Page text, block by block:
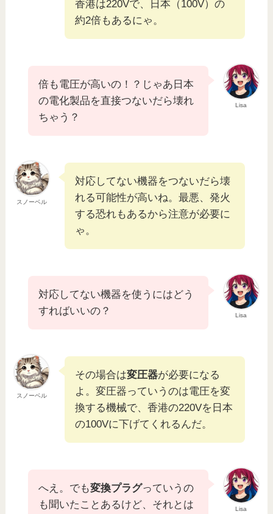
香港は220Vで、日本（100V）の
約2倍もあるにゃ。
Lisa
倍も電圧が高いの！？じゃあ日本
の電化製品を直接つないだら壊れ
ちゃう？
スノーベル
対応してない機器をつないだら壊
れる可能性が高いね。最悪、発火
する恐れもあるから注意が必要に
ゃ。
Lisa
対応してない機器を使うにはどう
すればいいの？
スノーベル
その場合は変圧器が必要になる
よ。変圧器っていうのは電圧を変
換する機械で、香港の220Vを日本
の100Vに下げてくれるんだ。
Lisa
へえ。でも変換プラグっていうの
も聞いたことあるけど、それとは